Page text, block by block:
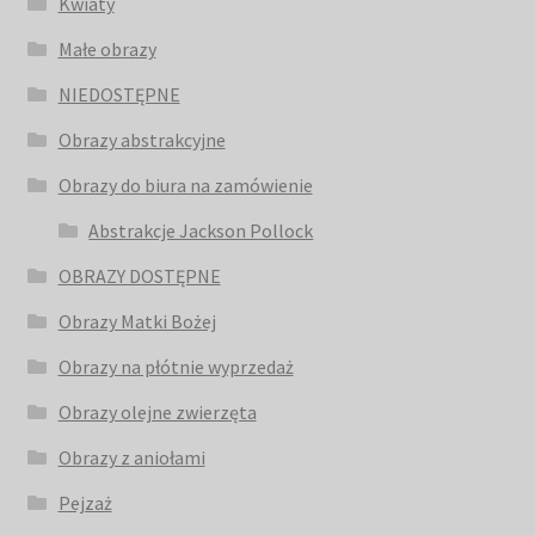
Małe obrazy
NIEDOSTĘPNE
Obrazy abstrakcyjne
Obrazy do biura na zamówienie
Abstrakcje Jackson Pollock
OBRAZY DOSTĘPNE
Obrazy Matki Bożej
Obrazy na płótnie wyprzedaż
Obrazy olejne zwierzęta
Obrazy z aniołami
Pejzaż